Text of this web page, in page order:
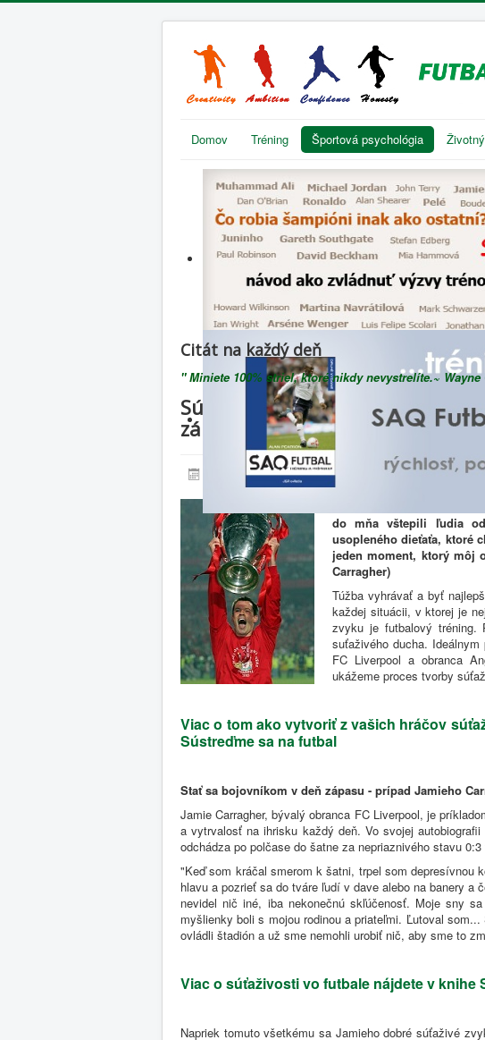
Domov Tréning Športová psychológia
Citát na každý deň
" Miniete 100% striel, ktoré nikdy nevystrelíte.~ Wayne
Sústreďme sa na futbal -
zápasu - prípad Jamieho
Uverejnené: 02. apríl 2015
do mňa vštepili ľudia
usopleného dieťaťa, ktoré
jeden moment, ktorý môj
Carragher)
Túžba vyhrávať a byť
každej situácii, v ktorej je
zvyku je futbalový tréning.
suťaživého ducha.
FC Liverpool a obranca
ukážeme proces tvorby
Viac o tom ako vytvoriť z vašich hráčov
Sústreďme sa na futbal
Stať sa bojovníkom v deň zápasu - prípad Jamieho
Jamie Carragher, bývalý obranca FC Liverpool, je
a vytrvalosť na ihrisku každý deň. Vo svojej
odchádza po polčase do šatne za nepriaznivého stavu
"Keď som kráčal smerom k šatni, trpel som depresívnou
hlavu a pozrieť sa do tváre ľudí v dave alebo na banery a
nevidel nič iné, iba nekonečnú skľúčenosť. Moje sny
myšlienky boli s mojou rodinou a priateľmi. Ľutoval
ovládli štadión a už sme nemohli urobiť nič, aby sme to
Viac o súťaživosti vo futbale nájdete v knihe
Napriek tomuto všetkému sa Jamieho dobré súťaživé